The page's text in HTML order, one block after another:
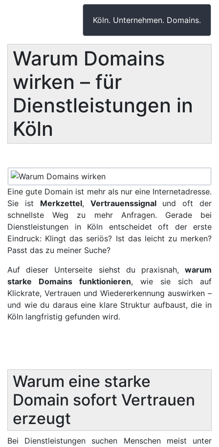
Köln. Unternehmen. Domains.
Warum Domains
wirken – für
Dienstleistungen in
Köln
Eine gute Domain ist mehr als nur eine Internetadresse.
Sie ist Merkzettel, Vertrauenssignalund oft der
schnellste Weg zu mehr Anfragen. Gerade bei
Dienstleistungen in Köln entscheidet oft der erste
Eindruck: Klingt das seriös? Ist das leicht zu merken?
Passt das zu meiner Suche?
Auf dieser Unterseite siehst du praxisnah, warum
starke Domains funktionieren, wie sie sich auf
Klickrate, Vertrauen und Wiedererkennung auswirken –
und wie du daraus eine klare Struktur aufbaust, die in
Köln langfristig gefunden wird.
Warum eine starke
Domain sofort Vertrauen
erzeugt
Bei Dienstleistungen suchen Menschen meist unter